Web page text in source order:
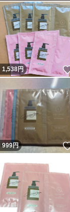
1,538円
999円